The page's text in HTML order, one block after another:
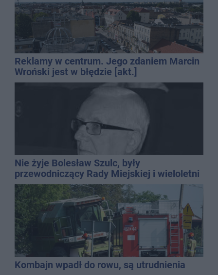
Reklamy w centrum. Jego zdaniem Marcin
Wroński jest w błędzie [akt.]
Nie żyje Bolesław Szulc, były
przewodniczący Rady Miejskiej i wieloletni
dyrektor SP 14
Kombajn wpadł do rowu, są utrudnienia